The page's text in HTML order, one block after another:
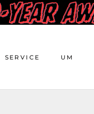
SERVICE UM